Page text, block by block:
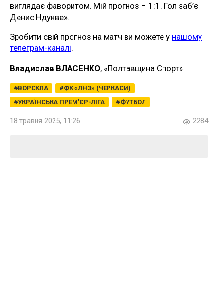
виглядає фаворитом. Мій прогноз – 1:1. Гол заб’є
Денис Ндукве».
Зробити свій прогноз на матч ви можете у нашому
телеграм-каналі.
Владислав ВЛАСЕНКО, «Полтавщина Спорт»
ВОРСКЛА
ФК «ЛНЗ» (ЧЕРКАСИ)
УКРАЇНСЬКА ПРЕМ'ЄР-ЛІГА
ФУТБОЛ
18 травня 2025, 11:26 2284